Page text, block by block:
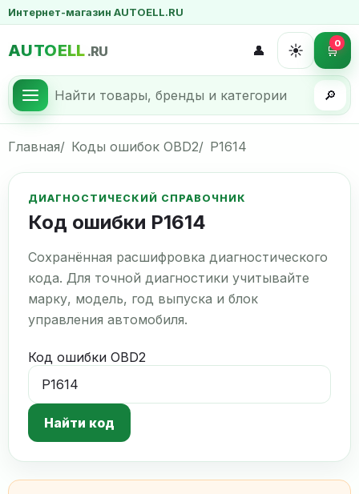
Интернет-магазин AUTOELL.RU
AUTOELL .RU
🔎
👤 ☀️ 🛒0
Главная Коды ошибок OBD2 P1614
ДИАГНОСТИЧЕСКИЙ СПРАВОЧНИК
Код ошибки P1614
Сохранённая расшифровка диагностического
кода. Для точной диагностики учитывайте
марку, модель, год выпуска и блок
управления автомобиля.
Код ошибки OBD2
Найти код